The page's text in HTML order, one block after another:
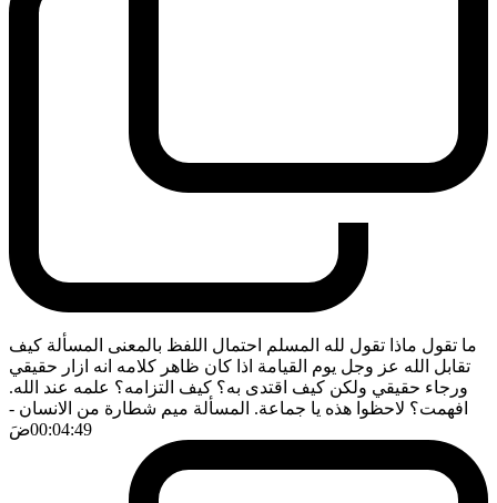
ما تقول ماذا تقول لله المسلم احتمال اللفظ بالمعنى المسألة كيف
تقابل الله عز وجل يوم القيامة اذا كان ظاهر كلامه انه ازار حقيقي
ورجاء حقيقي ولكن كيف اقتدى به؟ كيف التزامه؟ علمه عند الله.
افهمت؟ لاحظوا هذه يا جماعة. المسألة ميم شطارة من الانسان -
00:04:49ضَ